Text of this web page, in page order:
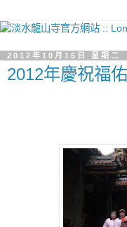
2012年10月16日 星期二
2012年慶祝福